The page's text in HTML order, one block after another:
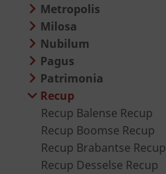
Metropolis
Milosa
Nubilum
Pagus
Patrimonia
Recup
Recup Balense Recup
Recup Boomse Recup
Recup Brabantse Recup
Recup Desselse Recup